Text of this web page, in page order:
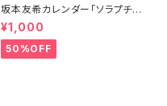
坂本友希カレンダー「ソラプチの
１２ヶ月」
¥1,000
50%OFF